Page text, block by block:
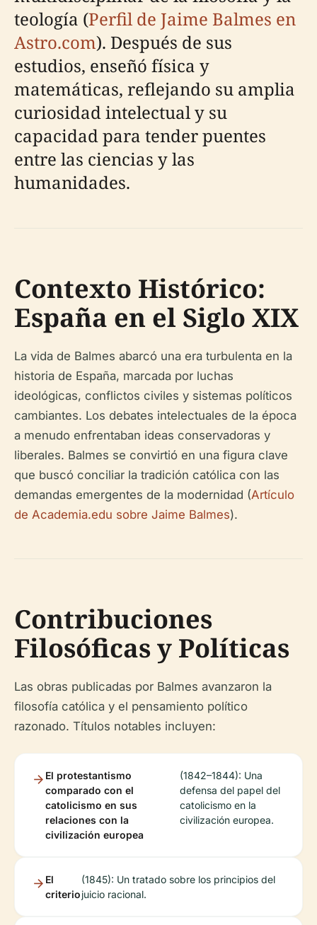
teología (Perfil de Jaime Balmes en
Astro.com). Después de sus
estudios, enseñó física y
matemáticas, reflejando su amplia
curiosidad intelectual y su
capacidad para tender puentes
entre las ciencias y las
humanidades.
Contexto Histórico:
España en el Siglo XIX
La vida de Balmes abarcó una era turbulenta en la
historia de España, marcada por luchas
ideológicas, conflictos civiles y sistemas políticos
cambiantes. Los debates intelectuales de la época
a menudo enfrentaban ideas conservadoras y
liberales. Balmes se convirtió en una figura clave
que buscó conciliar la tradición católica con las
demandas emergentes de la modernidad (Artículo
de Academia.edu sobre Jaime Balmes).
Contribuciones
Filosóficas y Políticas
Las obras publicadas por Balmes avanzaron la
filosofía católica y el pensamiento político
razonado. Títulos notables incluyen:
El protestantismo
comparado con el
catolicismo en sus
relaciones con la
civilización europea
(1842–1844): Una
defensa del papel del
catolicismo en la
civilización europea.
El
criterio
(1845): Un tratado sobre los principios del
juicio racional.